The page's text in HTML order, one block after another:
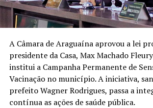
A Câmara de Araguaína aprovou a lei
presidente da Casa, Max Machado
institui a Campanha Permanente de
Vacinação no município. A iniciativa,
prefeito Wagner Rodrigues, passa a
contínua as ações de saúde pública.